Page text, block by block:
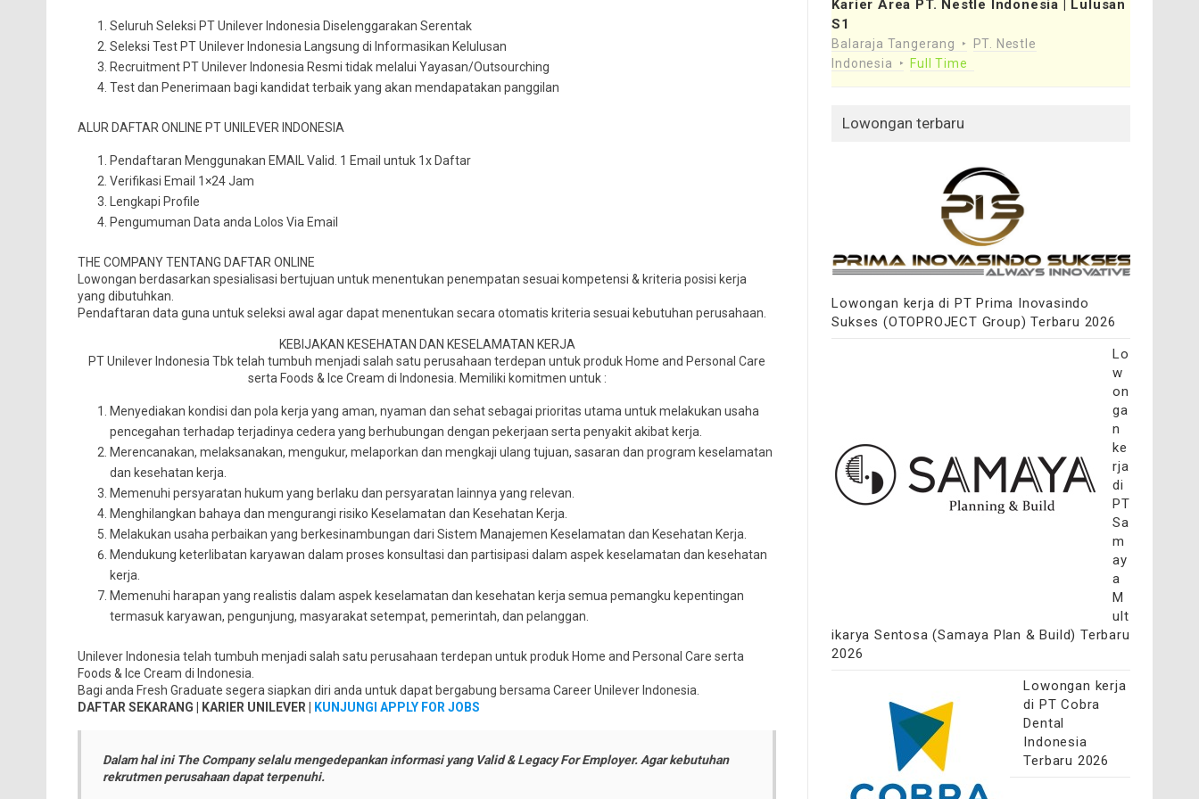
Seluruh Seleksi PT Unilever Indonesia Diselenggarakan Serentak
Seleksi Test PT Unilever Indonesia Langsung di Informasikan Kelulusan
Recruitment PT Unilever Indonesia Resmi tidak melalui Yayasan/Outsourching
Test dan Penerimaan bagi kandidat terbaik yang akan mendapatakan panggilan
ALUR DAFTAR ONLINE PT UNILEVER INDONESIA
Pendaftaran Menggunakan EMAIL Valid. 1 Email untuk 1x Daftar
Verifikasi Email 1×24 Jam
Lengkapi Profile
Pengumuman Data anda Lolos Via Email
THE COMPANY TENTANG DAFTAR ONLINE
Lowongan berdasarkan spesialisasi bertujuan untuk menentukan penempatan sesuai kompetensi & kriteria posisi kerja
yang dibutuhkan.
Pendaftaran data guna untuk seleksi awal agar dapat menentukan secara otomatis kriteria sesuai kebutuhan perusahaan.
KEBIJAKAN KESEHATAN DAN KESELAMATAN KERJA
PT Unilever Indonesia Tbk telah tumbuh menjadi salah satu perusahaan terdepan untuk produk Home and Personal Care
serta Foods & Ice Cream di Indonesia. Memiliki komitmen untuk :
Menyediakan kondisi dan pola kerja yang aman, nyaman dan sehat sebagai prioritas utama untuk melakukan usaha
pencegahan terhadap terjadinya cedera yang berhubungan dengan pekerjaan serta penyakit akibat kerja.
Merencanakan, melaksanakan, mengukur, melaporkan dan mengkaji ulang tujuan, sasaran dan program keselamatan
dan kesehatan kerja.
Memenuhi persyaratan hukum yang berlaku dan persyaratan lainnya yang relevan.
Menghilangkan bahaya dan mengurangi risiko Keselamatan dan Kesehatan Kerja.
Melakukan usaha perbaikan yang berkesinambungan dari Sistem Manajemen Keselamatan dan Kesehatan Kerja.
Mendukung keterlibatan karyawan dalam proses konsultasi dan partisipasi dalam aspek keselamatan dan kesehatan
kerja.
Memenuhi harapan yang realistis dalam aspek keselamatan dan kesehatan kerja semua pemangku kepentingan
termasuk karyawan, pengunjung, masyarakat setempat, pemerintah, dan pelanggan.
Unilever Indonesia telah tumbuh menjadi salah satu perusahaan terdepan untuk produk Home and Personal Care serta
Foods & Ice Cream di Indonesia.
Bagi anda Fresh Graduate segera siapkan diri anda untuk dapat bergabung bersama Career Unilever Indonesia.
DAFTAR SEKARANG | KARIER UNILEVER |
KUNJUNGI APPLY FOR JOBS
Dalam hal ini The Company selalu mengedepankan informasi yang Valid & Legacy For Employer. Agar kebutuhan
rekrutmen perusahaan dapat terpenuhi.
Karier Area PT. Nestle Indonesia | Lulusan
S1
Balaraja Tangerang
PT. Nestle
Indonesia
Full Time
Lowongan terbaru
Lowongan kerja di PT Prima Inovasindo
Sukses (OTOPROJECT Group) Terbaru 2026
Lo
w
on
ga
n
ke
rja
di
PT
Sa
m
ay
a
M
ult
ikarya Sentosa (Samaya Plan & Build) Terbaru
2026
Lowongan kerja
di PT Cobra
Dental
Indonesia
Terbaru 2026